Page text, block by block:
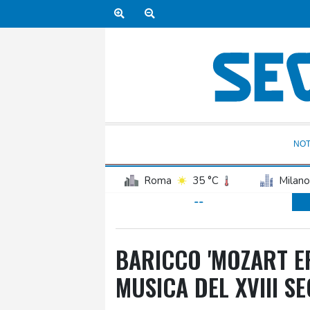
Roma 35 °C Milano
--
BARICCO 'MOZART
MUSICA DEL XVIII